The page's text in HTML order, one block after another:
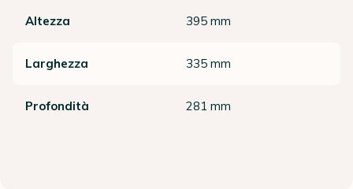
Altezza 395 mm
Larghezza 335 mm
Profondità 281 mm